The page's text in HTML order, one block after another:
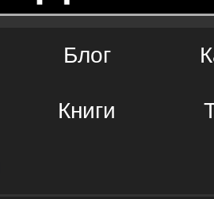
Блог
Книги